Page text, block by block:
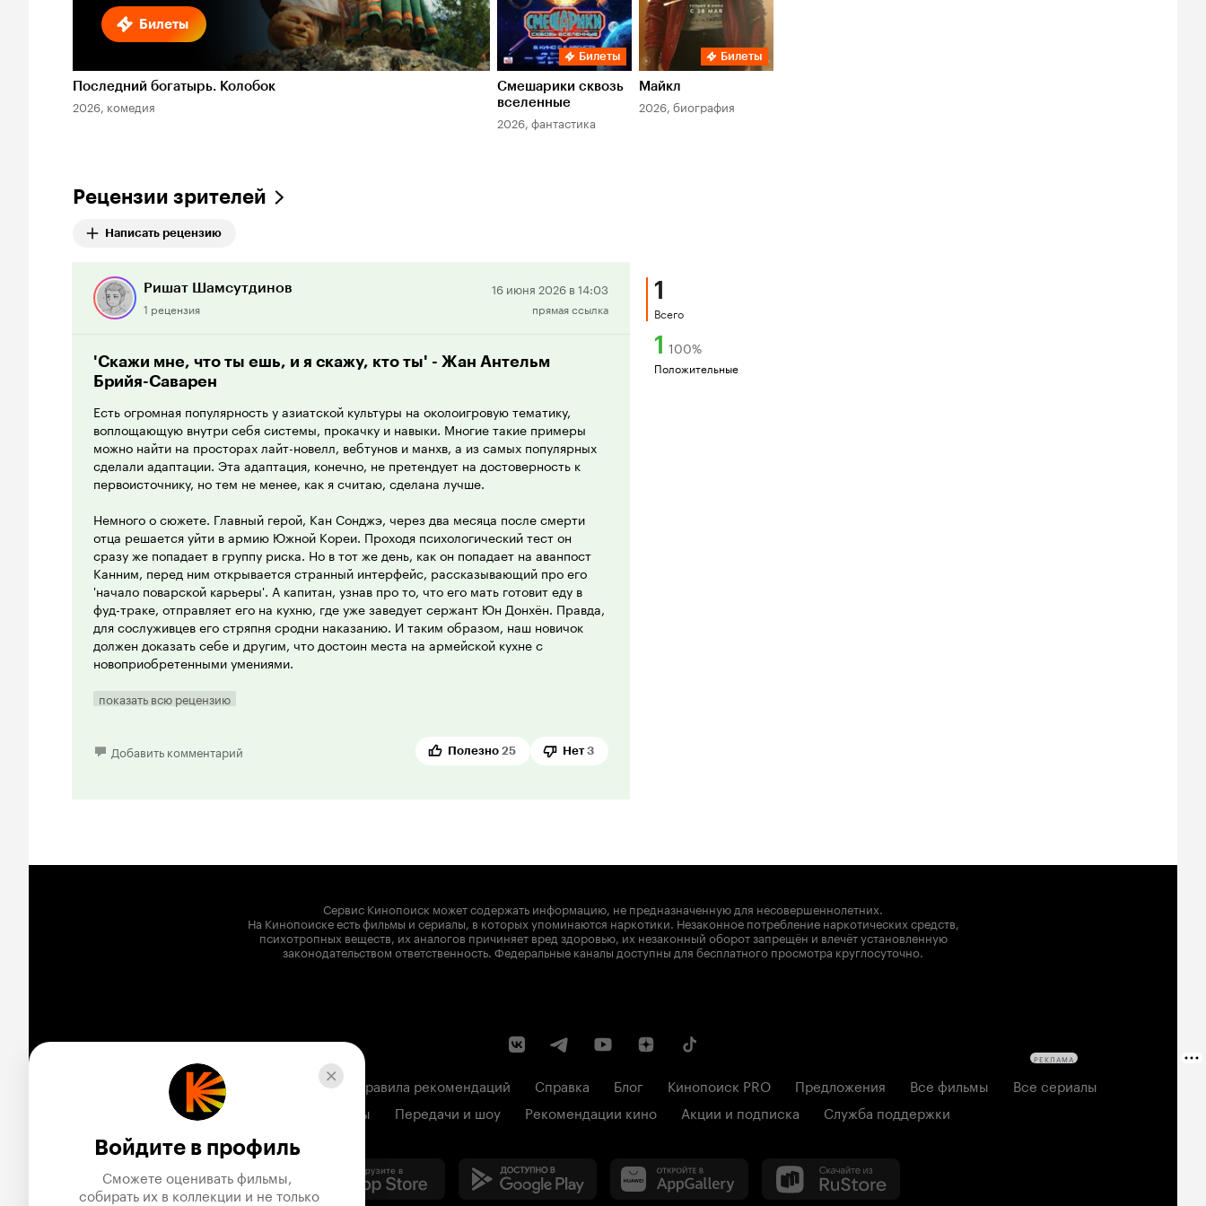
Билеты
Последний богатырь. Колобок
2026, комедия
Билеты
Смешарики сквозь
вселенные
2026, фантастика
Билеты
Майкл
2026, биография
Рецензии зрителей
Написать рецензию
Ришат Шамсутдинов
1 рецензия
Положительная
рецензия
16 июня 2026 в 14:03
прямая ссылка
'Скажи мне, что ты ешь, и я скажу, кто ты' - Жан Антельм
Брийя-Саварен
Есть огромная популярность у азиатской культуры на околоигровую тематику,
воплощающую внутри себя системы, прокачку и навыки. Многие такие примеры
можно найти на просторах лайт-новелл, вебтунов и манхв, а из самых популярных
сделали адаптации. Эта адаптация, конечно, не претендует на достоверность к
первоисточнику, но тем не менее, как я считаю, сделана лучше.
Немного о сюжете. Главный герой, Кан Сонджэ, через два месяца после смерти
отца решается уйти в армию Южной Кореи. Проходя психологический тест он
сразу же попадает в группу риска. Но в тот же день, как он попадает на аванпост
Канним, перед ним открывается странный интерфейс, рассказывающий про его
'начало поварской карьеры'. А капитан, узнав про то, что его мать готовит еду в
фуд-траке, отправляет его на кухню, где уже заведует сержант Юн Донхён. Правда,
для сослуживцев его стряпня сродни наказанию. И таким образом, наш новичок
должен доказать себе и другим, что достоин места на армейской кухне с
новоприобретенными умениями.
Да, сюжет незамысловат, но тем не менее каждую серию я смотрел с упоением.
лицезреть не только грамотно прописанную сюжетную составляющую, но и
показать всю рецензию
Добавить комментарий Полезно 25 Нет 3
1
Всего
1 100%
Положительные
Сервис Кинопоиск может содержать информацию, не предназначенную для несовершеннолетних.
На Кинопоиске есть фильмы и сериалы, в которых упоминаются наркотики. Незаконное потребление наркотических средств,
психотропных веществ, их аналогов причиняет вред здоровью, их незаконный оборот запрещён и влечёт установленную
законодательством ответственность. Федеральные каналы доступны для бесплатного просмотра круглосуточно.
Реклама Соглашение Правила рекомендаций Справка Блог Кинопоиск PRO Предложения Все фильмы
Все сериалы
Все мультфильмы
Передачи и шоу Рекомендации кино Акции и подписка Служба поддержки
РЕКЛАМА
Войдите в профиль
Сможете оценивать фильмы,
собирать их в коллекции и не только